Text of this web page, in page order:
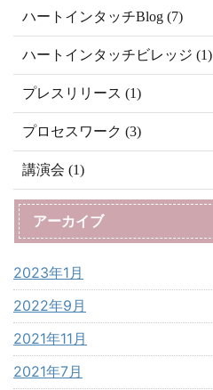
ハートインタッチBlog (7)
ハートインタッチビレッジ (1)
プレスリリース (1)
プロセスワーク (3)
講演会 (1)
アーカイブ
2023年1月
2022年9月
2021年11月
2021年7月